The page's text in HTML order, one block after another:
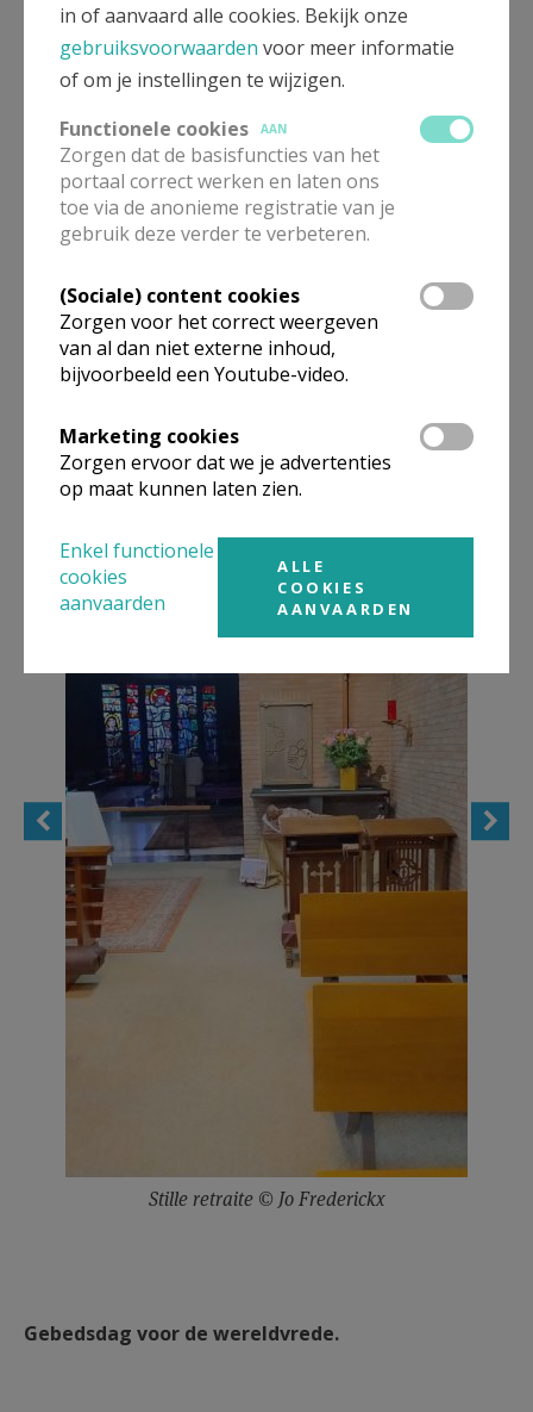
Plaats: Klooster van de zusters van Zaden van het
Woord. Clarastraat 1, 3700
TONGEREN (Borgloon).
Schrijf tijdig in. Inschrijvingen via Jo Frederickx GSM
/Betaling (ongev. 240 EURO) gebeurt ter plaatse op de
laatste dag van de retraite.
Gods zegen.
Stille retraite © Jo Frederickx
Gebedsdag voor de wereldvrede.
in of aanvaard alle cookies. Bekijk onze
gebruiksvoorwaarden voor meer informatie
of om je instellingen te wijzigen.
Functionele cookies
AAN
Zorgen dat de basisfuncties van het
portaal correct werken en laten ons
toe via de anonieme registratie van je
gebruik deze verder te verbeteren.
(Sociale) content cookies
Zorgen voor het correct weergeven
van al dan niet externe inhoud,
bijvoorbeeld een Youtube-video.
Marketing cookies
Zorgen ervoor dat we je advertenties
op maat kunnen laten zien.
Enkel functionele
cookies
aanvaarden
ALLE
COOKIES
AANVAARDEN